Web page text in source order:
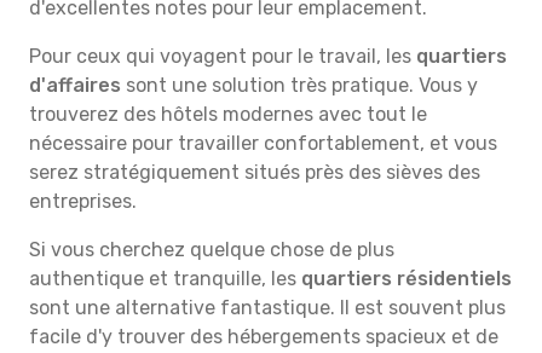
d'excellentes notes pour leur emplacement.
Pour ceux qui voyagent pour le travail, les quartiers
d'affaires sont une solution très pratique. Vous y
trouverez des hôtels modernes avec tout le
nécessaire pour travailler confortablement, et vous
serez stratégiquement situés près des sièves des
entreprises.
Si vous cherchez quelque chose de plus
authentique et tranquille, les quartiers résidentiels
sont une alternative fantastique. Il est souvent plus
facile d'y trouver des hébergements spacieux et de